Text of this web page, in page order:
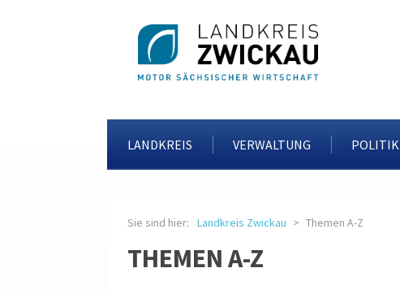
LANDKREIS VERWALTUNG POLITIK
Sie sind hier: Landkreis Zwickau Themen A-Z
THEMEN A-Z